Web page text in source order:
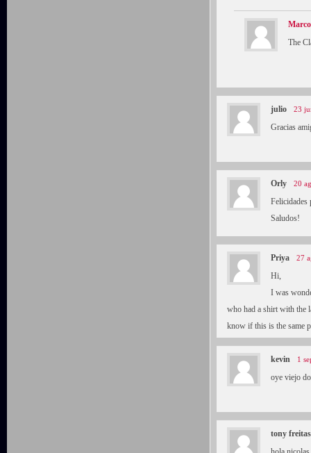
The
julio 23
Gracias
Orly 20
Felicidades
Saludos!
Priya 27
Hi,
I was
who had a shirt with the
know if this is the same
kevin 1
oye viejo
tony freitas